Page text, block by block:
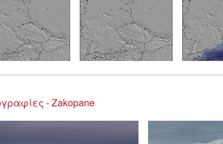
- Zakopane